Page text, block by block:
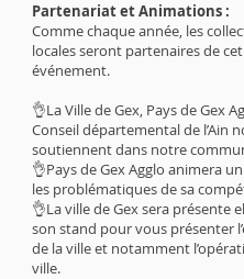
Partenariat et Animations :
Comme chaque année, les
locales seront partenaires de cet
événement.
👌La Ville de Gex, Pays de Gex
Conseil départemental de l’Ain
soutiennent dans notre
👌Pays de Gex Agglo animera
les problématiques de sa
👌La ville de Gex sera présente
son stand pour vous présenter
de la ville et notamment
ville.